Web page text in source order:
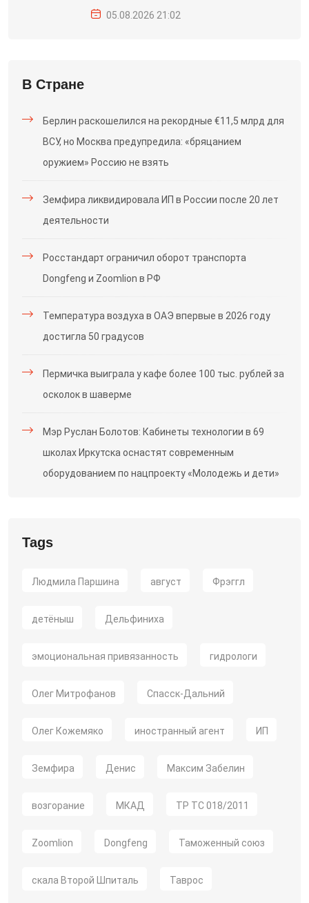
05.08.2026 21:02
В Стране
Берлин раскошелился на рекордные €11,5 млрд для
ВСУ, но Москва предупредила: «бряцанием
оружием» Россию не взять
Земфира ликвидировала ИП в России после 20 лет
деятельности
Росстандарт ограничил оборот транспорта
Dongfeng и Zoomlion в РФ
Температура воздуха в ОАЭ впервые в 2026 году
достигла 50 градусов
Пермичка выиграла у кафе более 100 тыс. рублей за
осколок в шаверме
Мэр Руслан Болотов: Кабинеты технологии в 69
школах Иркутска оснастят современным
оборудованием по нацпроекту «Молодежь и дети»
Tags
Людмила Паршина август Фрэггл
детёныш Дельфиниха
эмоциональная привязанность гидрологи
Олег Митрофанов Спасск-Дальний
Олег Кожемяко иностранный агент ИП
Земфира Денис Максим Забелин
возгорание МКАД ТР ТС 018/2011
Zoomlion Dongfeng Таможенный союз
скала Второй Шпиталь Таврос